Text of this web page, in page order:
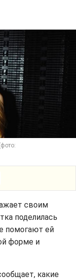
своим
поделилась
помогают ей
форме и
какие